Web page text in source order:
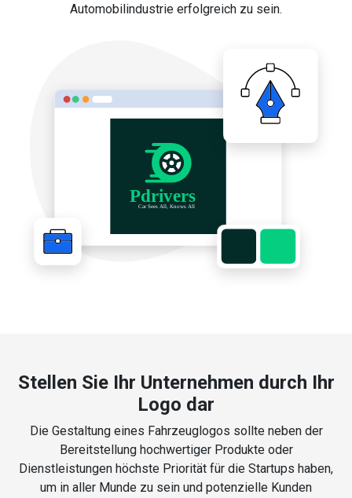
Automobilindustrie erfolgreich zu sein.
Stellen Sie Ihr Unternehmen durch Ihr
Logo dar
Die Gestaltung eines Fahrzeuglogos sollte neben der
Bereitstellung hochwertiger Produkte oder
Dienstleistungen höchste Priorität für die Startups haben,
um in aller Munde zu sein und potenzielle Kunden